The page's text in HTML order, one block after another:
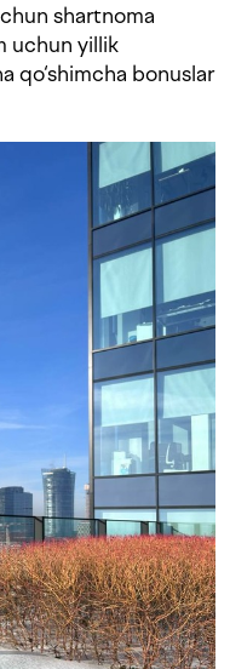
shartnoma
uchun yillik
qo‘shimcha bonuslar